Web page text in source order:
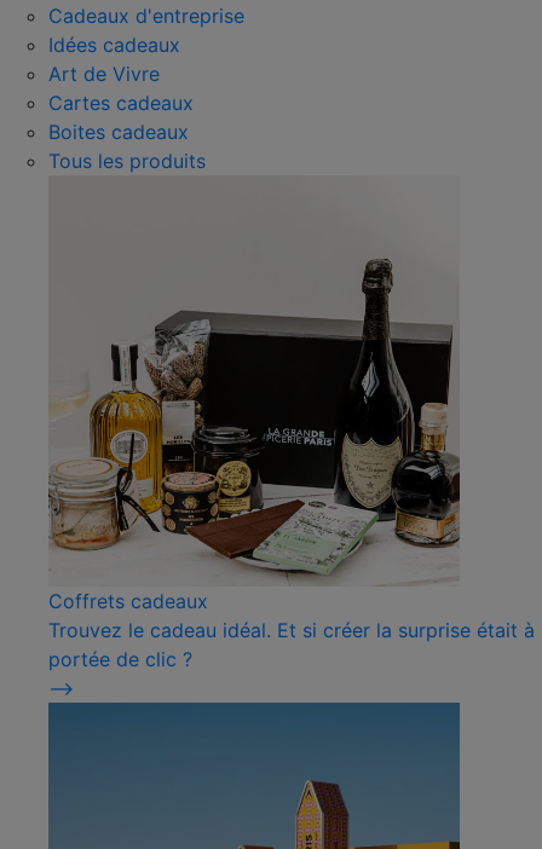
Cadeaux d'entreprise
Idées cadeaux
Art de Vivre
Cartes cadeaux
Boites cadeaux
Tous les produits
Coffrets cadeaux
Trouvez le cadeau idéal. Et si créer la surprise était à
portée de clic ?
⟶